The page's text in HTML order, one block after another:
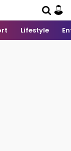
Lifestyle